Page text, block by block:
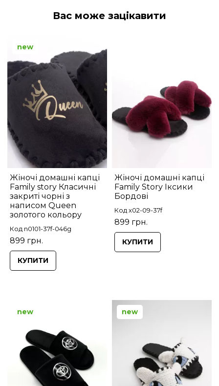
Вас може зацікавити
Жіночі домашні капці
Family story Класичні
закриті чорні з
написом Queen
золотого кольору
Код n0101-37f-046g
899 грн.
new
КУПИТИ
Жіночі домашні капці
Family Story Іксики
Бордові
Код x02-09-37f
899 грн.
КУПИТИ
new new